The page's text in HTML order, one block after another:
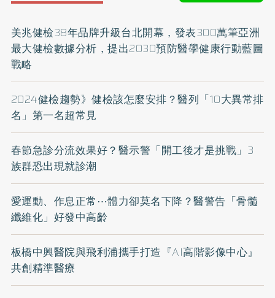
美兆健檢38年品牌升級台北開幕，發表300萬筆亞洲
最大健檢數據分析，提出2030預防醫學健康行動藍圖
戰略
2024健檢趨勢》健檢該怎麼安排？醫列「10大異常排
名」第一名超常見
春節急診分流效果好？醫示警「開工後才是挑戰」3
族群恐出現就診潮
愛運動、作息正常⋯體力卻莫名下降？醫警告「骨髓
纖維化」好發中高齡
板橋中興醫院與飛利浦攜手打造『AI高階影像中心』
共創精準醫療